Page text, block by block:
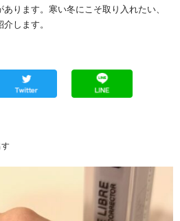
ります。寒い冬にこそ取り入れたい、
します。